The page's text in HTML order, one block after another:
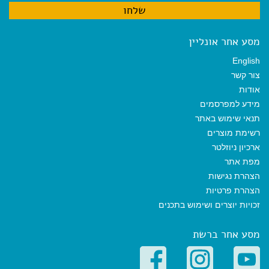
מסע אחר אונליין
English
צור קשר
אודות
מידע למפרסמים
תנאי שימוש באתר
רשימת מוצרים
ארכיון ניוזלטר
מפת אתר
הצהרת נגישות
הצהרת פרטיות
זכויות יוצרים ושימוש בתכנים
מסע אחר ברשת